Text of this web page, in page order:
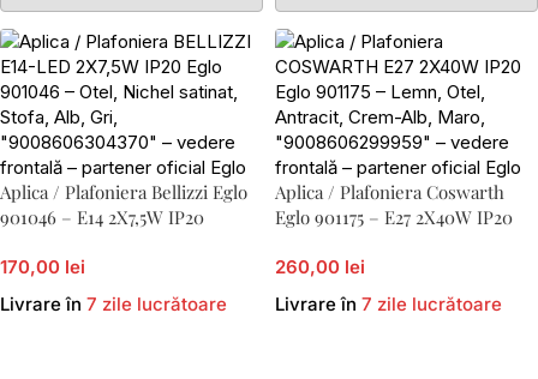
Aplica / Plafoniera Bellizzi Eglo
901046 – E14 2X7,5W IP20
170,00 lei
Livrare în 7 zile lucrătoare
Aplica / Plafoniera Coswarth
Eglo 901175 – E27 2X40W IP20
260,00 lei
Livrare în 7 zile lucrătoare